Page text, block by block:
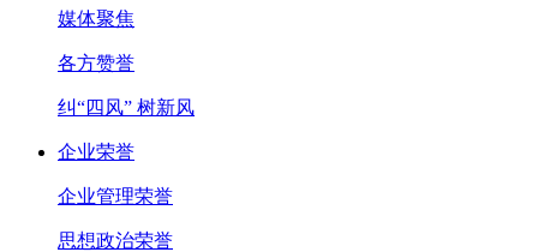
媒体聚焦
各方赞誉
纠“四风” 树新风
企业荣誉
企业管理荣誉
思想政治荣誉